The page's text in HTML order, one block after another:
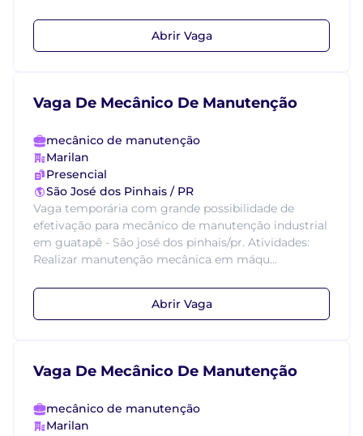
Abrir Vaga
Vaga De Mecânico De Manutenção
mecânico de manutenção
Marilan
Presencial
São José dos Pinhais / PR
Vaga temporária com grande possibilidade de
efetivação para mecânico de manutenção industrial
em guatapê - São josé dos pinhais/pr. Atividades:
Realizar manutenção mecânica em máqu...
Abrir Vaga
Vaga De Mecânico De Manutenção
mecânico de manutenção
Marilan